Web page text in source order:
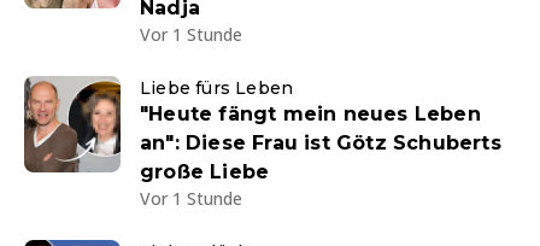
Nadja
Vor 1 Stunde
Liebe fürs Leben
"Heute fängt mein neues Leben
an": Diese Frau ist Götz Schuberts
große Liebe
Vor 1 Stunde